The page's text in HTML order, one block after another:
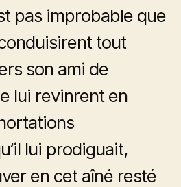
pas improbable que
tout
son ami de
lui revinrent en
lui prodiguait,
en cet aîné resté